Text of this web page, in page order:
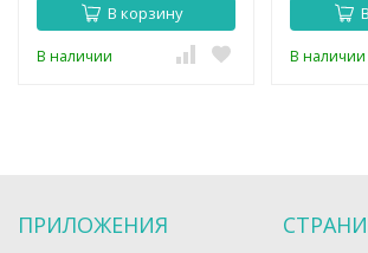
В корзину
В наличии В наличии
ПРИЛОЖЕНИЯ